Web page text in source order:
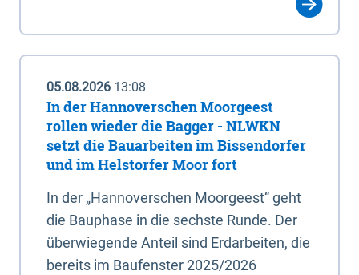
05.08.2026 13:08
In der Hannoverschen Moorgeest
rollen wieder die Bagger - NLWKN
setzt die Bauarbeiten im Bissendorfer
und im Helstorfer Moor fort
In der „Hannoverschen Moorgeest“ geht
die Bauphase in die sechste Runde. Der
überwiegende Anteil sind Erdarbeiten, die
bereits im Baufenster 2025/2026